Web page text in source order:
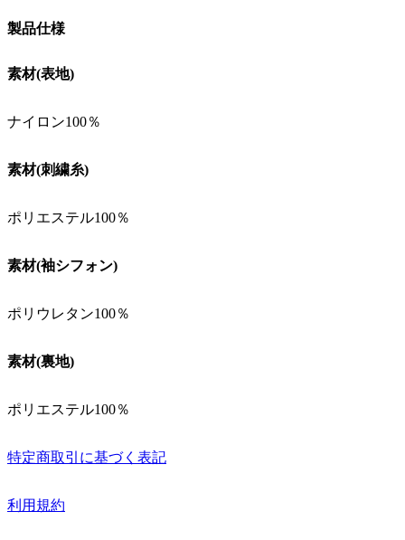
製品仕様
素材(表地)
ナイロン100％
素材(刺繍糸)
ポリエステル100％
素材(袖シフォン)
ポリウレタン100％
素材(裏地)
ポリエステル100％
特定商取引に基づく表記
利用規約